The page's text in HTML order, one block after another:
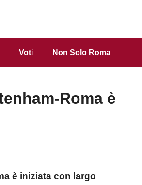
Voti Non Solo Roma
Roma è
è iniziata con largo